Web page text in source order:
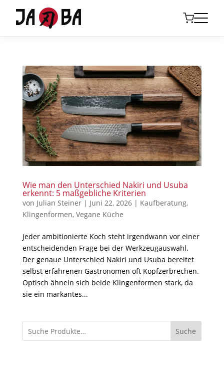
Wie man den Unterschied Nakiri und Usuba
erkennt: 5 maßgebliche Kriterien
von Julian Steiner| Juni 22, 2026| Kaufberatung,
Klingenformen, Vegane Küche
Jeder ambitionierte Koch steht irgendwann vor einer
entscheidenden Frage bei der Werkzeugauswahl.
Der genaue Unterschied Nakiri und Usuba bereitet
selbst erfahrenen Gastronomen oft Kopfzerbrechen.
Optisch ähneln sich beide Klingenformen stark, da
sie ein markantes...
Suche